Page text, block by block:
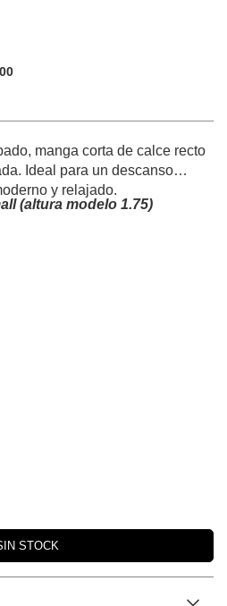
manga corta de calce recto
Ideal para un descanso
y relajado.
(altura modelo 1.75)